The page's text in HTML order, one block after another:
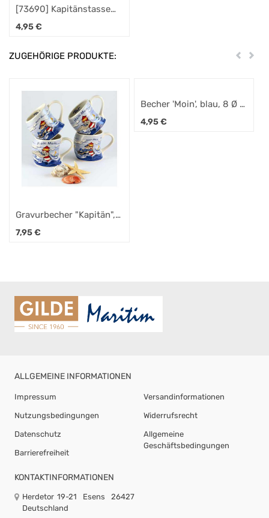
[73690] Kapitänstasse
bauchig Moin Moin /
4,95€
ZUGEHÖRIGE PRODUKTE: Zurück
Gravurbecher "Kapitän",
windbauchig "Moin Moin"
7,95€
Becher 'Moin', blau, 8 Ø x
10,5 cmH
4,95€
ALLGEMEINE INFORMATIONEN
Impressum
Nutzungsbedingungen
Datenschutz
Barrierefreiheit
Versandinformationen
Widerrufsrecht
Allgemeine
Geschäftsbedingungen
KONTAKTINFORMATIONEN
Herdetor 19-21 Esens
26427
Deutschland